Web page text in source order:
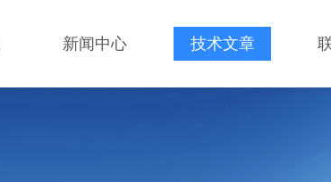
新闻中心 技术文章